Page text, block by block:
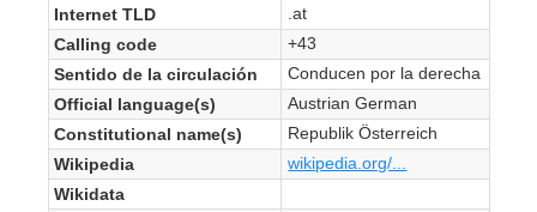
Internet TLD
.at
Calling code
+43
Sentido de la circulación
Conducen por la derecha
Official language(s)
Austrian German
Constitutional name(s)
Republik Österreich
Wikipedia
wikipedia.org/...
Wikidata